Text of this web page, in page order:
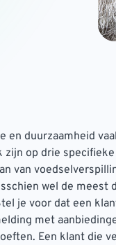
en duurzaamheid
op drie
van
wel de meest
je voor dat een
met
Een klant die